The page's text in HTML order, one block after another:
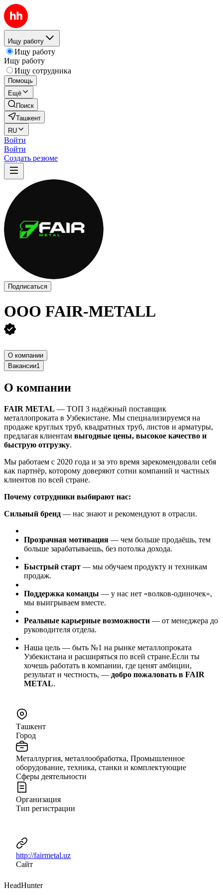
Ищу работу
Ищу работу
Ищу работу
Ищу сотрудника
Помощь
Ещё
Поиск
Ташкент
RU
Войти
Войти
Создать резюме
Подписаться
ООО FAIR-METALL
О компании
Вакансии1
О компании
FAIR METAL — TOП 3 надёжный поставщик
металлопроката в Узбекистане. Мы специализируемся на
продаже круглых труб, квадратных труб, листов и арматуры,
предлагая клиентам выгодные цены, высокое качество и
быструю отгрузку.
Мы работаем с 2020 года и за это время зарекомендовали себя
как партнёр, которому доверяют сотни компаний и частных
клиентов по всей стране.
Почему сотрудники выбирают нас:
Сильный бренд — нас знают и рекомендуют в отрасли.
Прозрачная мотивация — чем больше продаёшь, тем
больше зарабатываешь, без потолка дохода.
Быстрый старт — мы обучаем продукту и техникам
продаж.
Поддержка команды — у нас нет «волков-одиночек»,
мы выигрываем вместе.
Реальные карьерные возможности — от менеджера до
руководителя отдела.
Наша цель — быть №1 на рынке металлопроката
Узбекистана и расширяться по всей стране.Если ты
хочешь работать в компании, где ценят амбиции,
результат и честность, — добро пожаловать в FAIR
METAL.
Ташкент
Город
Металлургия, металлообработка, Промышленное
оборудование, техника, станки и комплектующие
Сферы деятельности
Организация
Тип регистрации
http://fairmetal.uz
Сайт
HeadHunter